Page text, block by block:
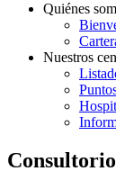
Quiénes
Nuestros